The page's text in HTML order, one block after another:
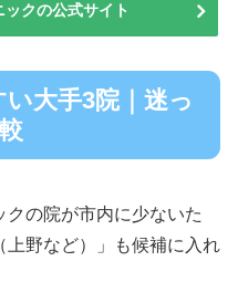
クの公式サイト
大手3院｜迷っ
の院が市内に少ないた
野など）」も候補に入れ